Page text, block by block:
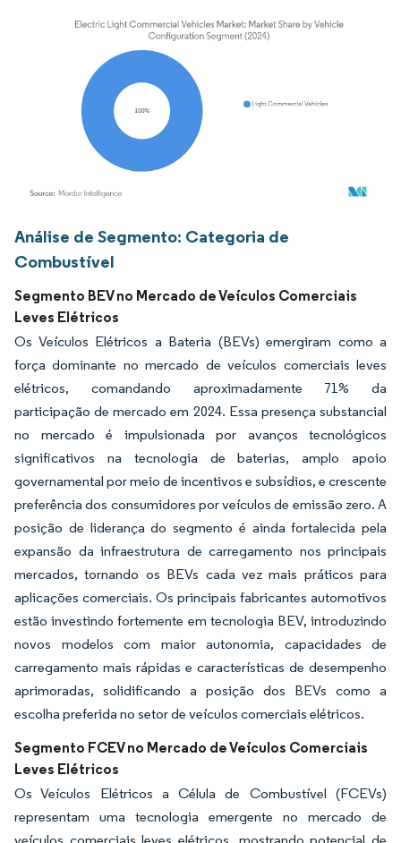
Análise de Segmento: Categoria de
Combustível
Segmento BEV no Mercado de Veículos Comerciais
Leves Elétricos
Os Veículos Elétricos a Bateria (BEVs) emergiram como a
força dominante no mercado de veículos comerciais leves
elétricos, comandando aproximadamente 71% da
participação de mercado em 2024. Essa presença substancial
no mercado é impulsionada por avanços tecnológicos
significativos na tecnologia de baterias, amplo apoio
governamental por meio de incentivos e subsídios, e crescente
preferência dos consumidores por veículos de emissão zero. A
posição de liderança do segmento é ainda fortalecida pela
expansão da infraestrutura de carregamento nos principais
mercados, tornando os BEVs cada vez mais práticos para
aplicações comerciais. Os principais fabricantes automotivos
estão investindo fortemente em tecnologia BEV, introduzindo
novos modelos com maior autonomia, capacidades de
carregamento mais rápidas e características de desempenho
aprimoradas, solidificando a posição dos BEVs como a
escolha preferida no setor de veículos comerciais elétricos.
Segmento FCEV no Mercado de Veículos Comerciais
Leves Elétricos
Os Veículos Elétricos a Célula de Combustível (FCEVs)
representam uma tecnologia emergente no mercado de